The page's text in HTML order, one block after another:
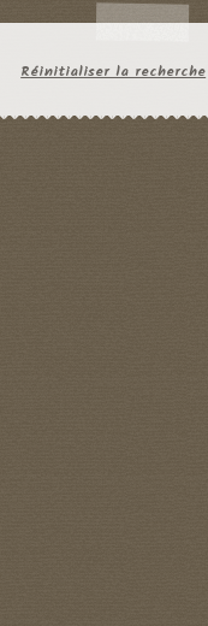
Réinitialiser la recherche